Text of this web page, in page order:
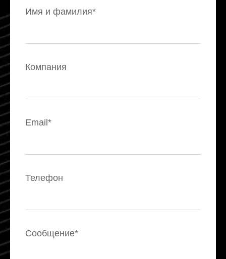
Имя и фамилия*
Компания
Email*
Телефон
Сообщение*